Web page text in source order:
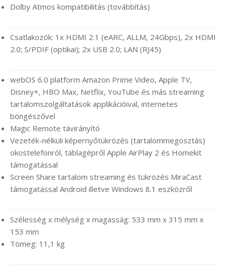
Dolby Atmos kompatibilitás (továbbítás)
Csatlakozók: 1x HDMI 2.1 (eARC, ALLM, 24Gbps), 2x HDMI
2.0; S/PDIF (optikai); 2x USB 2.0; LAN (RJ45)
webOS 6.0 platform Amazon Prime Video, Apple TV,
Disney+, HBO Max, Netflix, YouTube és más streaming
tartalomszolgáltatások applikációival, internetes
böngészővel
Magic Remote távirányító
Vezeték-nélküli képernyőtükrözés (tartalommegosztás)
okostelefonról, táblagépről Apple AirPlay 2 és Homekit
támogatással
Screen Share tartalom streaming és tükrözés MiraCast
támogatással Android illetve Windows 8.1 eszközről
Szélesség x mélység x magasság: 533 mm x 315 mm x
153 mm
Tömeg: 11,1 kg